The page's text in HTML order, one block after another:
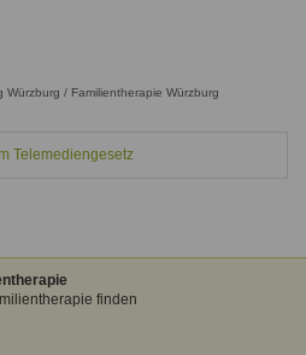
/ Familientherapie Würzburg
Telemediengesetz
finden